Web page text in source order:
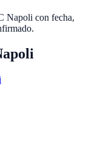
Napoli con fecha,